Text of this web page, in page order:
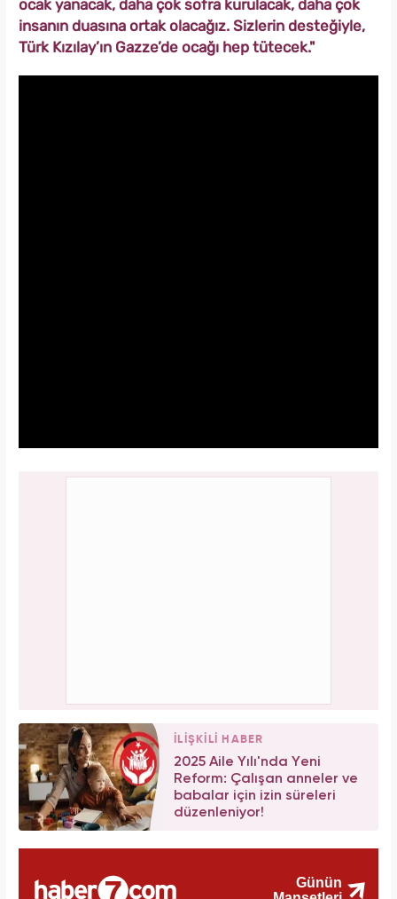
ocak yanacak, daha çok sofra kurulacak, daha çok
insanın duasına ortak olacağız. Sizlerin desteğiyle,
Türk Kızılay’ın Gazze’de ocağı hep tütecek."
İLİŞKİLİ HABER
2025 Aile Yılı'nda Yeni
Reform: Çalışan anneler ve
babalar için izin süreleri
düzenleniyor!